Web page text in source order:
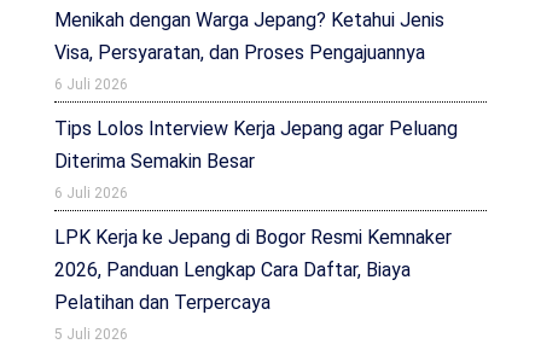
Menikah dengan Warga Jepang? Ketahui Jenis
Visa, Persyaratan, dan Proses Pengajuannya
6 Juli 2026
Tips Lolos Interview Kerja Jepang agar Peluang
Diterima Semakin Besar
6 Juli 2026
LPK Kerja ke Jepang di Bogor Resmi Kemnaker
2026, Panduan Lengkap Cara Daftar, Biaya
Pelatihan dan Terpercaya
5 Juli 2026